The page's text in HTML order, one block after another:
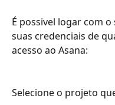
É possivel logar com
suas credenciais de
acesso ao Asana:
Selecione o projeto